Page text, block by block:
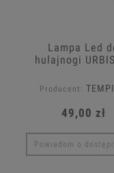
Lampa Led
hulajnogi
Producent:
49,00 zł
Powiadom o